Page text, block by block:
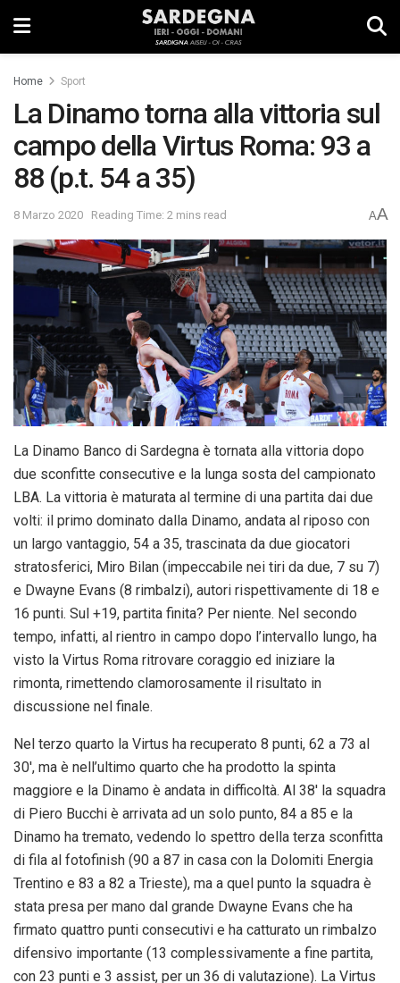
Home Sport
La Dinamo torna alla vittoria sul
campo della Virtus Roma: 93 a
88 (p.t. 54 a 35)
8 Marzo 2020 Reading Time: 2 mins read AA
La Dinamo Banco di Sardegna è tornata alla vittoria dopo
due sconfitte consecutive e la lunga sosta del campionato
LBA. La vittoria è maturata al termine di una partita dai due
volti: il primo dominato dalla Dinamo, andata al riposo con
un largo vantaggio, 54 a 35, trascinata da due giocatori
stratosferici, Miro Bilan (impeccabile nei tiri da due, 7 su 7)
e Dwayne Evans (8 rimbalzi), autori rispettivamente di 18 e
16 punti. Sul +19, partita finita? Per niente. Nel secondo
tempo, infatti, al rientro in campo dopo l’intervallo lungo, ha
visto la Virtus Roma ritrovare coraggio ed iniziare la
rimonta, rimettendo clamorosamente il risultato in
discussione nel finale.
Nel terzo quarto la Virtus ha recuperato 8 punti, 62 a 73 al
30′, ma è nell’ultimo quarto che ha prodotto la spinta
maggiore e la Dinamo è andata in difficoltà. Al 38′ la squadra
di Piero Bucchi è arrivata ad un solo punto, 84 a 85 e la
Dinamo ha tremato, vedendo lo spettro della terza sconfitta
di fila al fotofinish (90 a 87 in casa con la Dolomiti Energia
Trentino e 83 a 82 a Trieste), ma a quel punto la squadra è
stata presa per mano dal grande Dwayne Evans che ha
firmato quattro punti consecutivi e ha catturato un rimbalzo
difensivo importante (13 complessivamente a fine partita,
con 23 punti e 3 assist, per un 36 di valutazione). La Virtus